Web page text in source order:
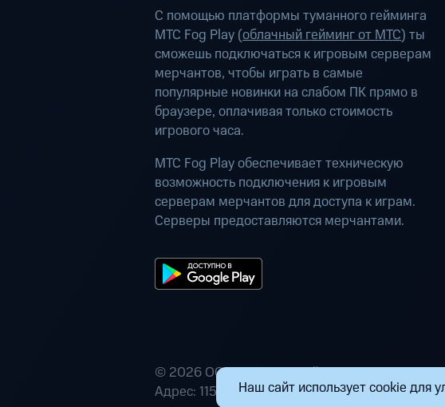
Наш сайт использует cookie для
С помощью платформы туманного гейминга
МТС Fog Play (облачный гейминг от МТС) ты
сможешь подключаться к игровым серверам
мерчантов, чтобы играть в самые
популярные новинки на слабом ПК прямо в
браузере, оплачивая только стоимость
игрового часа.
МТС Fog Play обеспечивает техническую
возможность подключения к игровым
серверам мерчантов для доступа к играм.
Серверы предоставляются мерчантами.
© 2026 ООО «Маркетплейс распределенных
Адрес: 115432, г. Москва, пр-кт Андропова, д.